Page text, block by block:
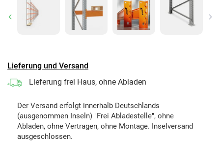
Previous
Lieferung und Versand
Lieferung frei Haus, ohne Abladen
Der Versand erfolgt innerhalb Deutschlands
(ausgenommen Inseln) "Frei Abladestelle", ohne
Abladen, ohne Vertragen, ohne Montage. Inselversand
ausgeschlossen.